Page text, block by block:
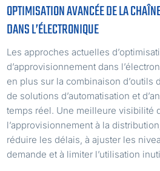
OPTIMISATION AVANCÉE DE LA
DANS L’ÉLECTRONIQUE
Les approches actuelles
d’approvisionnement dans
en plus sur la combinaison d’outils
de solutions d’automatisation et
temps réel. Une meilleure visibilité
l’approvisionnement à la
réduire les délais, à ajuster les
demande et à limiter l’utilisation